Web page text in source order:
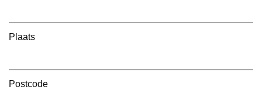
Plaats
Postcode